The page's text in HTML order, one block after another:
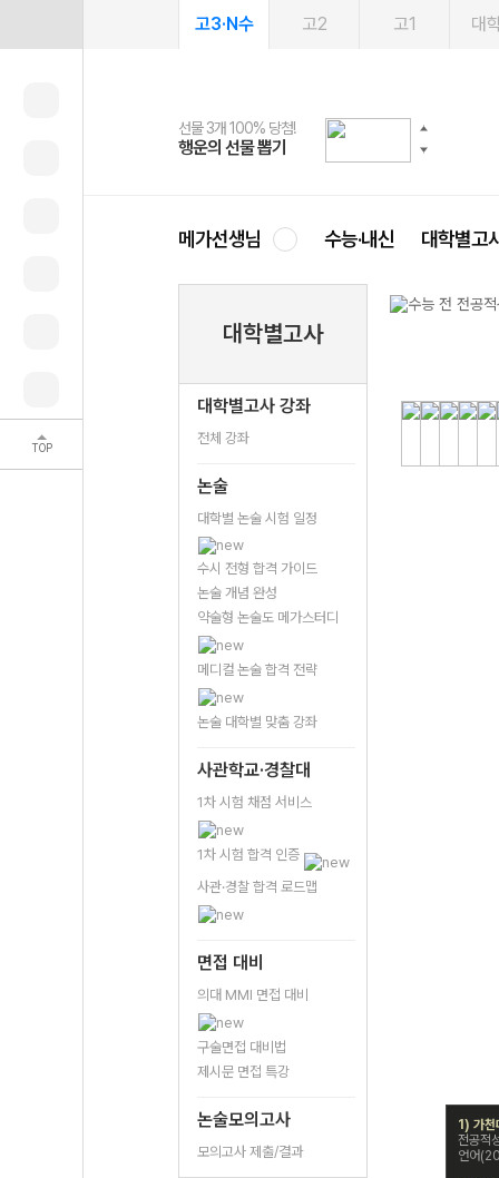
TOP
고3·N수 고2 고1 대
선물 3개 100% 당첨!
행운의 선물 뽑기
선물 100% 증정!
메가스터디 X 올리브
2027 러셀 단과
강사 공개선발
스마트러닝앱
설문 EVENT
메가패스
3일 무료 체험권
메가패스 수강생 무료혜택!
메가클럽 멤버십
사회공헌 캠페인
희망이룸 메가나눔
메가선생님 수능·내신 대학별고
대학별고사
대학별고사 강좌
전체 강좌
논술
대학별 논술 시험 일정
수시 전형 합격 가이드
논술 개념 완성
약술형 논술도 메가스터디
메디컬 논술 합격 전략
논술 대학별 맞춤 강좌
사관학교·경찰대
1차 시험 채점 서비스
1차 시험 합격 인증
사관·경찰 합격 로드맵
면접 대비
의대 MMI 면접 대비
구술면접 대비법
제시문 면접 특강
논술모의고사
모의고사 제출/결과
1) 가천
전공적
언어